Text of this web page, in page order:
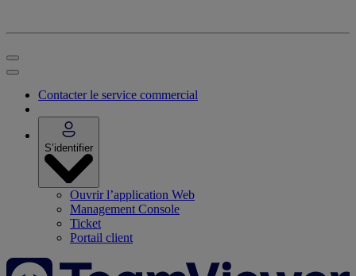
Contacter le service commercial
S’identifier
Ouvrir l’application Web
Management Console
Ticket
Portail client